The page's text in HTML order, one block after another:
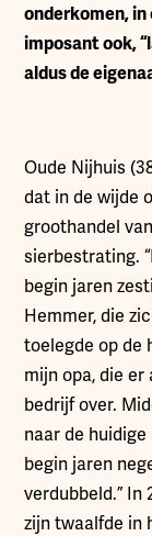
onderkomen,
imposant ook,
aldus de
Oude Nijhuis
dat in de wijde
groothandel
sierbestrating.
begin jaren
Hemmer, die
toelegde op de
mijn opa, die
bedrijf over.
naar de
begin jaren
verdubbeld.” In
zijn twaalfde in